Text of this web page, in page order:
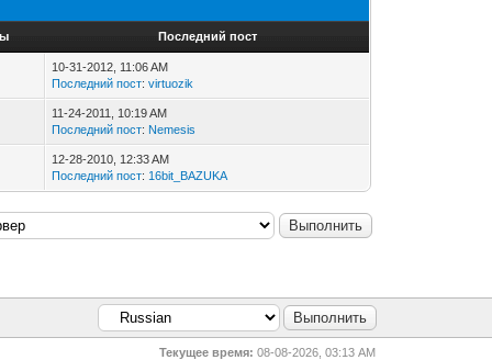
Последний пост
10-31-2012, 11:06 AM
Последний пост:virtuozik
11-24-2011, 10:19 AM
Последний пост: Nemesis
12-28-2010, 12:33 AM
Последний пост: 16bit_BAZUKA
Текущее время: 08-08-2026, 03:13 AM